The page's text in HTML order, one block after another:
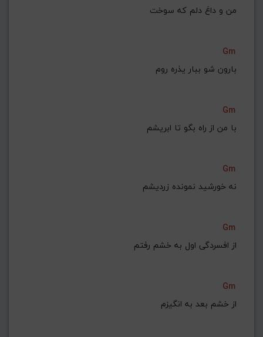
من و داغ دلم که سوخت
Gm
بارون شو ببار یذره روم
Gm
با من از راه بگو تا ابریشم
Gm
نه خورشید نمونده زردیشم
Gm
از افسردگی اول به خشم رفتم
Gm
از خشم بعد به انگیزم